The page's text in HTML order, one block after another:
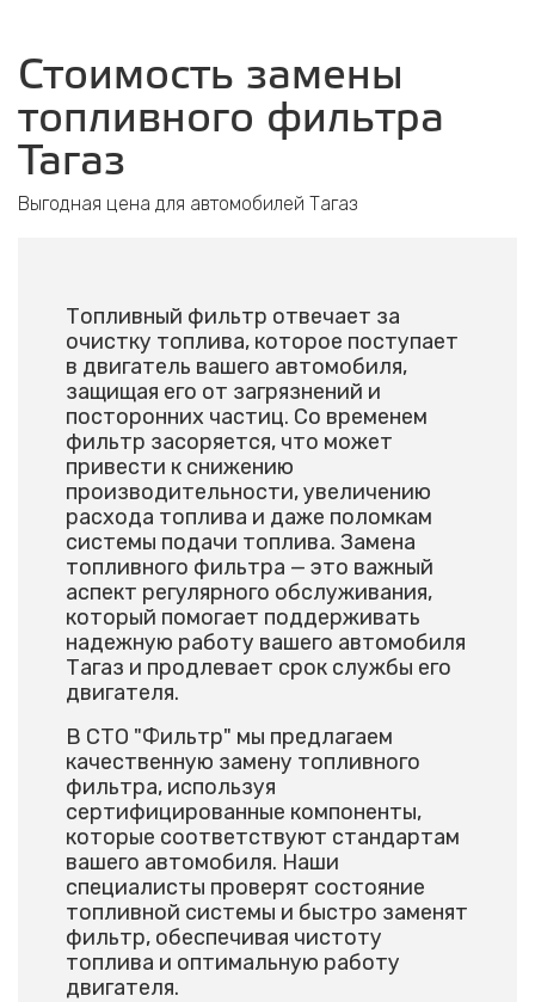
Стоимость замены
топливного фильтра
Тагаз
Выгодная цена для автомобилей Тагаз
Топливный фильтр отвечает за
очистку топлива, которое поступает
в двигатель вашего автомобиля,
защищая его от загрязнений и
посторонних частиц. Со временем
фильтр засоряется, что может
привести к снижению
производительности, увеличению
расхода топлива и даже поломкам
системы подачи топлива. Замена
топливного фильтра — это важный
аспект регулярного обслуживания,
который помогает поддерживать
надежную работу вашего автомобиля
Тагаз и продлевает срок службы его
двигателя.
В СТО "Фильтр" мы предлагаем
качественную замену топливного
фильтра, используя
сертифицированные компоненты,
которые соответствуют стандартам
вашего автомобиля. Наши
специалисты проверят состояние
топливной системы и быстро заменят
фильтр, обеспечивая чистоту
топлива и оптимальную работу
двигателя.